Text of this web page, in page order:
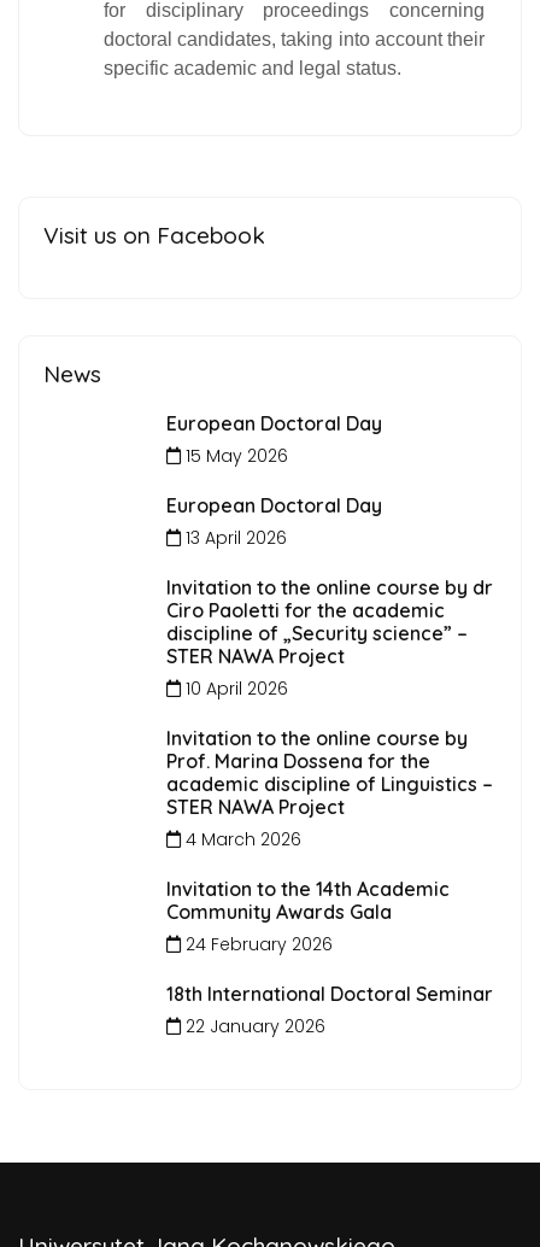
for disciplinary proceedings concerning
doctoral candidates, taking into account their
specific academic and legal status.
Visit us on Facebook
News
European Doctoral Day
15 May 2026
European Doctoral Day
13 April 2026
Invitation to the online course by dr
Ciro Paoletti for the academic
discipline of „Security science” –
STER NAWA Project
10 April 2026
Invitation to the online course by
Prof. Marina Dossena for the
academic discipline of Linguistics –
STER NAWA Project
4 March 2026
Invitation to the 14th Academic
Community Awards Gala
24 February 2026
18th International Doctoral Seminar
22 January 2026